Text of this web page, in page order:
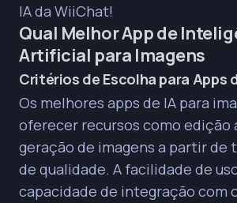
IA da WiiChat!
Qual Melhor App de
Artificial para Imagens
Critérios de Escolha para Apps
Os melhores apps de IA para
oferecer recursos como edição
geração de imagens a partir de
de qualidade. A facilidade de
capacidade de integração com